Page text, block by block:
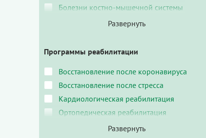
Болезни костно-мышечной системы
Программы реабилитации
Восстановление после коронавируса
Восстановление после стресса
Кардиологическая реабилитация
Ортопедическая реабилитация